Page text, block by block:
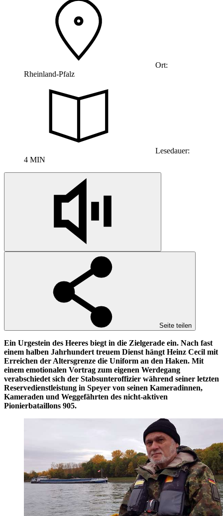
Ort:
Rheinland-Pfalz
Lesedauer:
4 MIN
Seite teilen
Ein Urgestein des Heeres biegt in die Zielgerade ein. Nach fast
einem halben Jahrhundert treuem Dienst hängt Heinz Cecil mit
Erreichen der Altersgrenze die Uniform an den Haken. Mit
einem emotionalen Vortrag zum eigenen Werdegang
verabschiedet sich der Stabsunteroffizier während seiner letzten
Reservedienstleistung in Speyer von seinen Kameradinnen,
Kameraden und Weggefährten des nicht-aktiven
Pionierbataillons 905.